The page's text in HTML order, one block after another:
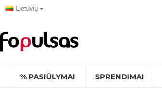
Lietuvių
% PASIŪLYMAI SPRENDIMAI